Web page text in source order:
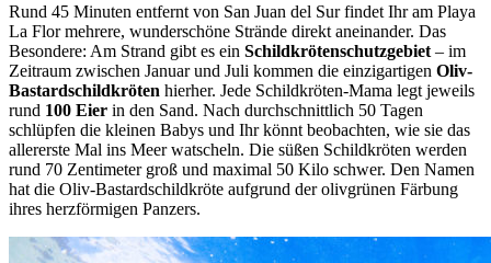
Rund 45 Minuten entfernt von San Juan del Sur findet Ihr am Playa
La Flor mehrere, wunderschöne Strände direkt aneinander. Das
Besondere: Am Strand gibt es ein Schildkrötenschutzgebiet – im
Zeitraum zwischen Januar und Juli kommen die einzigartigen Oliv-
Bastardschildkröten hierher. Jede Schildkröten-Mama legt jeweils
rund 100 Eier in den Sand. Nach durchschnittlich 50 Tagen
schlüpfen die kleinen Babys und Ihr könnt beobachten, wie sie das
allererste Mal ins Meer watscheln. Die süßen Schildkröten werden
rund 70 Zentimeter groß und maximal 50 Kilo schwer. Den Namen
hat die Oliv-Bastardschildkröte aufgrund der olivgrünen Färbung
ihres herzförmigen Panzers.